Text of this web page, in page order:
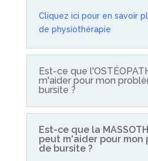
Cliquez ici pour en savoir
de physiothérapie
Est-ce que
m'aider pour mon
bursite ?
Est-ce que la
peut m'aider pour mon
de bursite ?